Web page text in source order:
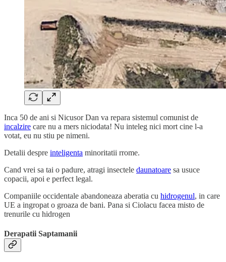
Inca 50 de ani si Nicusor Dan va repara sistemul comunist de
incalzire care nu a mers niciodata! Nu inteleg nici mort cine l-a
votat, eu nu stiu pe nimeni.
Detalii despre inteligenta minoritatii rrome.
Cand vrei sa tai o padure, atragi insectele daunatoare sa usuce
copacii, apoi e perfect legal.
Companiile occidentale abandoneaza aberatia cu hidrogenul, in care
UE a ingropat o groaza de bani. Pana si Ciolacu facea misto de
trenurile cu hidrogen
Derapatii Saptamanii